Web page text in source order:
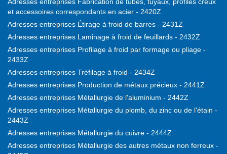
et accessoires correspondants en acier - 2420Z
Adresses entreprises Étirage à froid de barres - 2431Z
Adresses entreprises Laminage à froid de feuillards - 2432Z
Adresses entreprises Profilage à froid par formage ou pliage -
2433Z
Adresses entreprises Tréfilage à froid - 2434Z
Adresses entreprises Production de métaux précieux - 2441Z
Adresses entreprises Métallurgie de l'aluminium - 2442Z
Adresses entreprises Métallurgie du plomb, du zinc ou de l'étain -
2443Z
Adresses entreprises Métallurgie du cuivre - 2444Z
Adresses entreprises Métallurgie des autres métaux non ferreux -